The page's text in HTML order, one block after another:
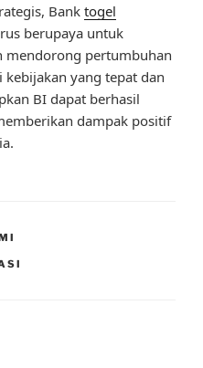
Banktogel
berupaya untuk
mendorong pertumbuhan
yang tepat dan
BI dapat berhasil
dampak positif